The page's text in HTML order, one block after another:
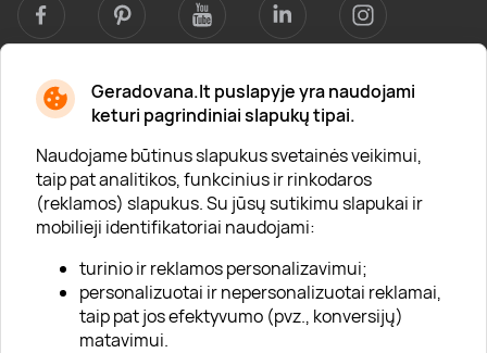
Geradovana.lt puslapyje yra naudojami
keturi pagrindiniai slapukų tipai.
Naudojame būtinus slapukus svetainės veikimui,
taip pat analitikos, funkcinius ir rinkodaros
(reklamos) slapukus. Su jūsų sutikimu slapukai ir
mobilieji identifikatoriai naudojami:
turinio ir reklamos personalizavimui;
personalizuotai ir nepersonalizuotai reklamai,
taip pat jos efektyvumo (pvz., konversijų)
matavimui.
Apie mus
Apie „Gera Dovana“
Lojalumo klubas
Karjera
Visi partneriai
Kontaktai
Tinklaraštis